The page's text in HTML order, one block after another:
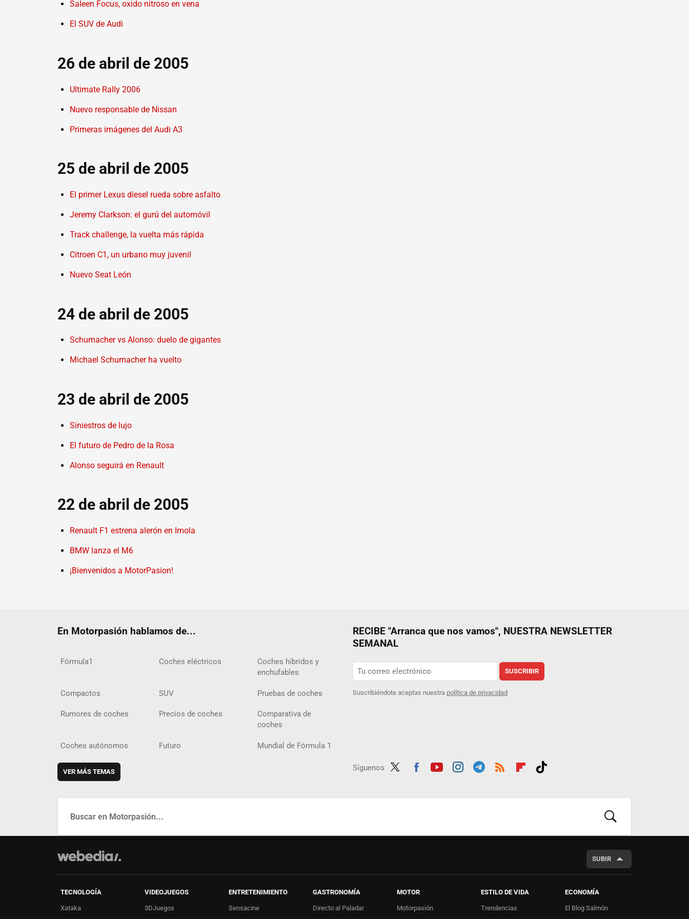
Saleen Focus, oxido nitroso en vena
El SUV de Audi
26 de abril de 2005
Ultimate Rally 2006
Nuevo responsable de Nissan
Primeras imágenes del Audi A3
25 de abril de 2005
El primer Lexus diesel rueda sobre asfalto
Jeremy Clarkson: el gurú del automóvil
Track challenge, la vuelta más rápida
Citroen C1, un urbano muy juvenil
Nuevo Seat León
24 de abril de 2005
Schumacher vs Alonso: duelo de gigantes
Michael Schumacher ha vuelto
23 de abril de 2005
Siniestros de lujo
El futuro de Pedro de la Rosa
Alonso seguirá en Renault
22 de abril de 2005
Renault F1 estrena alerón en Imola
BMW lanza el M6
¡Bienvenidos a MotorPasion!
RECIBE "Arranca que nos vamos", NUESTRA NEWSLETTER
SEMANAL
SUSCRIBIR
Suscribiéndote aceptas nuestra política de privacidad
Síguenos
ter
ebo
ube
agra
gra
boar
ok
En Motorpasión hablamos de...
Fórmula1 Coches eléctricos
Coches híbridos y
enchufables
Compactos SUV Pruebas de coches
Rumores de coches Precios de coches
Comparativa de
coches
Coches autónomos Futuro Mundial de Fórmula 1
VER MÁS TEMAS
BUSCAR
SUBIR
TECNOLOGÍA
Xataka
VIDEOJUEGOS
3DJuegos
ENTRETENIMIENTO
Sensacine
GASTRONOMÍA
Directo al Paladar
MOTOR
Motorpasión
ESTILO DE VIDA
Trendencias
ECONOMÍA
El Blog Salmón